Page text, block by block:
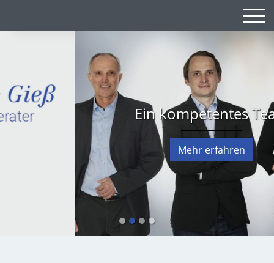
Ein kompetentes Team
Mehr erfahren